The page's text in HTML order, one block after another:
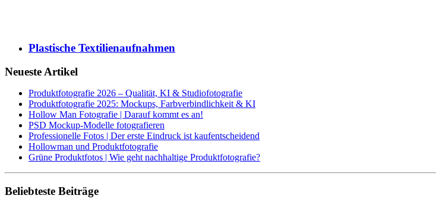
Plastische Textilienaufnahmen
Neueste Artikel
Produktfotografie 2026 – Qualität, KI & Studiofotografie
Produktfotografie 2025: Mockups, Farbverbindlichkeit & KI
Hollow Man Fotografie | Darauf kommt es an!
PSD Mockup-Modelle fotografieren
Professionelle Fotos | Der erste Eindruck ist kaufentscheidend
Hollowman und Produktfotografie
Grüne Produktfotos | Wie geht nachhaltige Produktfotografie?
Beliebteste Beiträge